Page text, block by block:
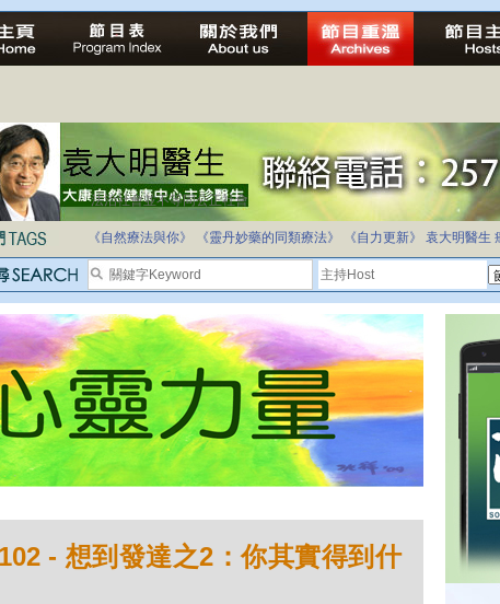
法治社會並不等同公正社會
自家教育合法化-推動多元化教育，全民學卷制
《自然療法與你》
《靈丹妙藥的同類療法》 《自力更新》 袁大明醫生
- 想到發達之2：你其實得到什